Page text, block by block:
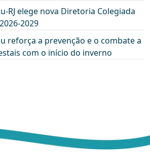
RJ elege nova Diretoria Colegiada
2029
reforça a prevenção e o combate a
com o início do inverno